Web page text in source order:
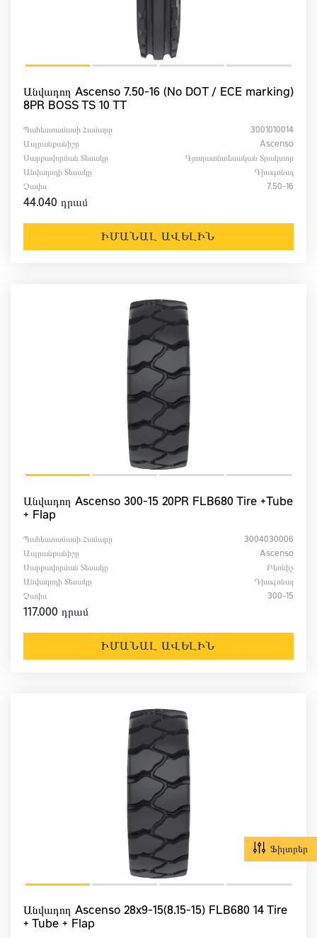
Անվադող Ascenso 7.50-16 (No DOT / ECE marking)
8PR BOSS TS 10 TT
Պահեստամասի Համարը
3001010014
Ապրանքանիշը
Ascenso
Սարքավորման Տեսակը
Գյուղատնտեսական Տրակտոր
Անվադողի Տեսակը
Դիագոնալ
Չափս
7.50-16
44.040 դրամ
ԻՄԱՆԱԼ ԱՎԵԼԻՆ
Անվադող Ascenso 300-15 20PR FLB680 Tire +Tube
+ Flap
Պահեստամասի Համարը
3004030006
Ապրանքանիշը
Ascenso
Սարքավորման Տեսակը
Բեռնիչ
Անվադողի Տեսակը
Դիագոնալ
Չափս
300-15
117.000 դրամ
ԻՄԱՆԱԼ ԱՎԵԼԻՆ
Անվադող Ascenso 28x9-15(8.15-15) FLB680 14 Tire
+ Tube + Flap
Ֆիլտրեր